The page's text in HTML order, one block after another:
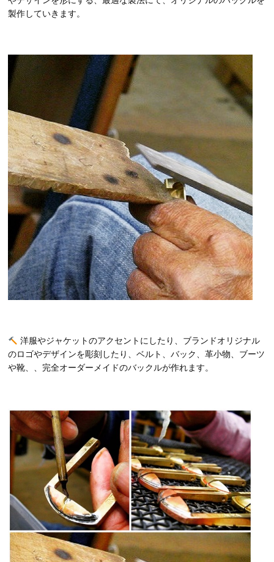
製作していきます。
洋服やジャケットのアクセントにしたり、ブランドオリジナル
のロゴやデザインを彫刻したり、ベルト、バック、革小物、ブーツ
や靴、、完全オーダーメイドのバックルが作れます。